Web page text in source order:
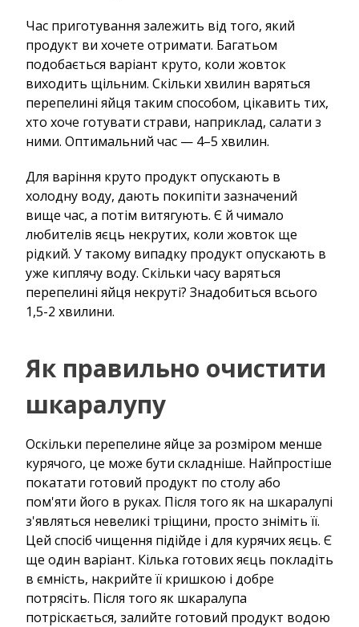
Час приготування залежить від того, який
продукт ви хочете отримати. Багатьом
подобається варіант круто, коли жовток
виходить щільним. Скільки хвилин варяться
перепелині яйця таким способом, цікавить тих,
хто хоче готувати страви, наприклад, салати з
ними. Оптимальний час — 4–5 хвилин.
Для варіння круто продукт опускають в
холодну воду, дають покипіти зазначений
вище час, а потім витягують. Є й чимало
любителів яєць некрутих, коли жовток ще
рідкий. У такому випадку продукт опускають в
уже киплячу воду. Скільки часу варяться
перепелині яйця некруті? Знадобиться всього
1,5-2 хвилини.
Як правильно очистити
шкаралупу
Оскільки перепелине яйце за розміром менше
курячого, це може бути складніше. Найпростіше
покатати готовий продукт по столу або
пом'яти його в руках. Після того як на шкаралупі
з'являться невеликі тріщини, просто зніміть її.
Цей спосіб чищення підійде і для курячих яєць. Є
ще один варіант. Кілька готових яєць покладіть
в ємність, накрийте її кришкою і добре
потрясіть. Після того як шкаралупа
потріскається, залийте готовий продукт водою